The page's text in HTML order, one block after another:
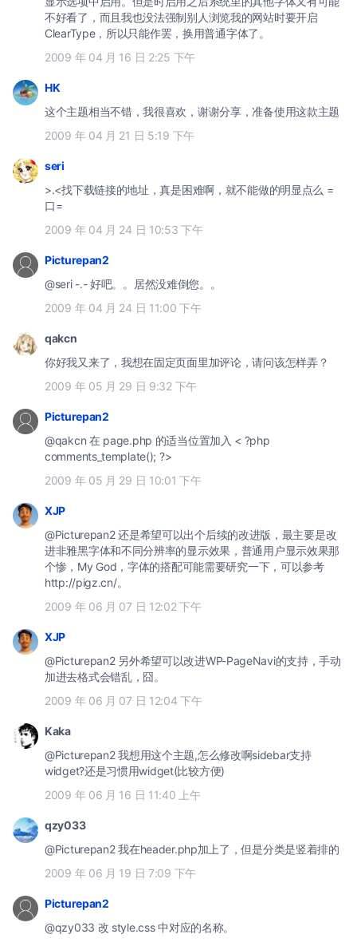
不好看了，而且我也没法强制别人浏览我的网站时要开启
ClearType，所以只能作罢，换用普通字体了。
2009 年 04 月 16 日 2:25 下午
HK
这个主题相当不错，我很喜欢，谢谢分享，准备使用这款主题
2009 年 04 月 21 日 5:19 下午
seri
>.<找下载链接的地址，真是困难啊，就不能做的明显点么 =
口=
2009 年 04 月 24 日 10:53 下午
Picturepan2
@seri -.- 好吧。。居然没难倒您。。
2009 年 04 月 24 日 11:00 下午
qakcn
你好我又来了，我想在固定页面里加评论，请问该怎样弄？
2009 年 05 月 29 日 9:32 下午
Picturepan2
@qakcn 在 page.php 的适当位置加入 < ?php
comments_template(); ?>
2009 年 05 月 29 日 10:01 下午
XJP
@Picturepan2 还是希望可以出个后续的改进版，最主要是改
进非雅黑字体和不同分辨率的显示效果，普通用户显示效果那
个惨，My God，字体的搭配可能需要研究一下，可以参考
http://pigz.cn/。
2009 年 06 月 07 日 12:02 下午
XJP
@Picturepan2 另外希望可以改进WP-PageNavi的支持，手动
加进去格式会错乱，囧。
2009 年 06 月 07 日 12:04 下午
Kaka
@Picturepan2 我想用这个主题,怎么修改啊sidebar支持
widget?还是习惯用widget(比较方便)
2009 年 06 月 16 日 11:40 上午
qzy033
@Picturepan2 我在header.php加上了，但是分类是竖着排的
2009 年 06 月 19 日 7:09 下午
Picturepan2
@qzy033 改 style.css 中对应的名称。